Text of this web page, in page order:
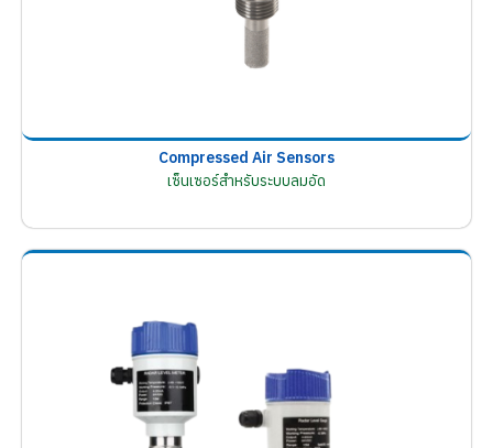
Compressed Air Sensors
เซ็นเซอร์สำหรับระบบลมอัด